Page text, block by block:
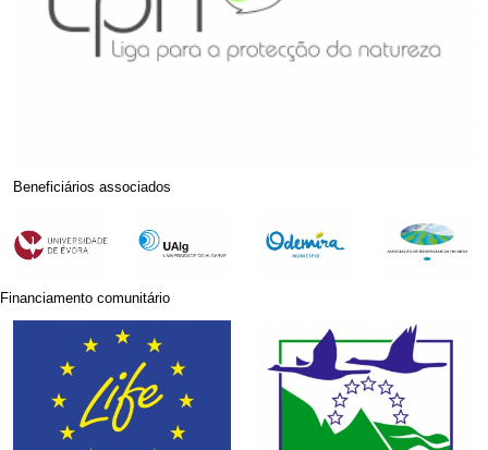
Beneficiários associados
Financiamento comunitário